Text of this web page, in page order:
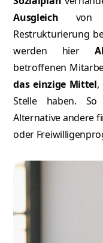
Ausgleich von
Restrukturierung
werden hier
betroffenen
das einzige Mittel,
Stelle haben. So
Alternative andere
oder